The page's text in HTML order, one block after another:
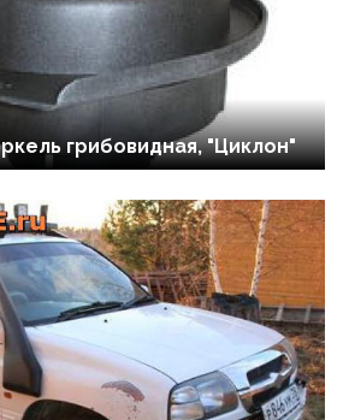
грибовидная, "Циклон"